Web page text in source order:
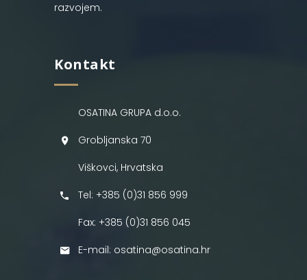
razvojem.
Kontakt
OSATINA GRUPA d.o.o.
Grobljanska 70
Viškovci, Hrvatska
Tel: +385 (0)31 856 999
Fax: +385 (0)31 856 045
E-mail: osatina@osatina.hr